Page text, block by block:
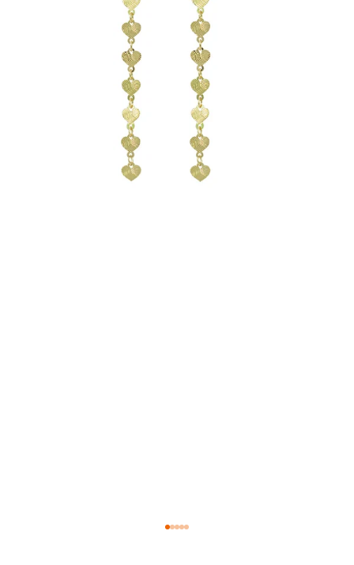
Ir para item 1
Ir para item 2
Ir para item 3
Ir para item 4
Ir para item 5